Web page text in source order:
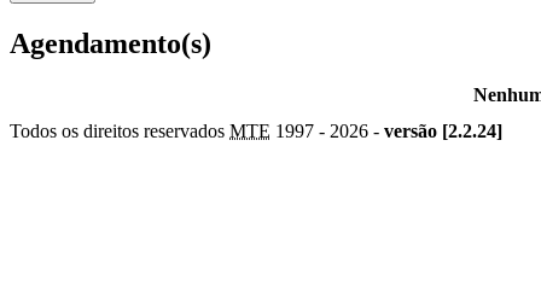
Agendamento(s)
Todos os direitos reservados MTE 1997 - 2026 - versão [2.2.24]